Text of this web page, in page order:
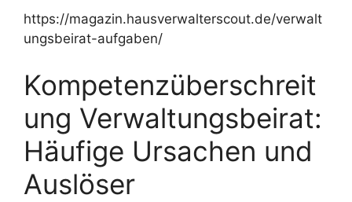
https://magazin.hausverwalterscout.de/verwalt
ungsbeirat-aufgaben/
Kompetenzüberschreit
ung Verwaltungsbeirat:
Häufige Ursachen und
Auslöser